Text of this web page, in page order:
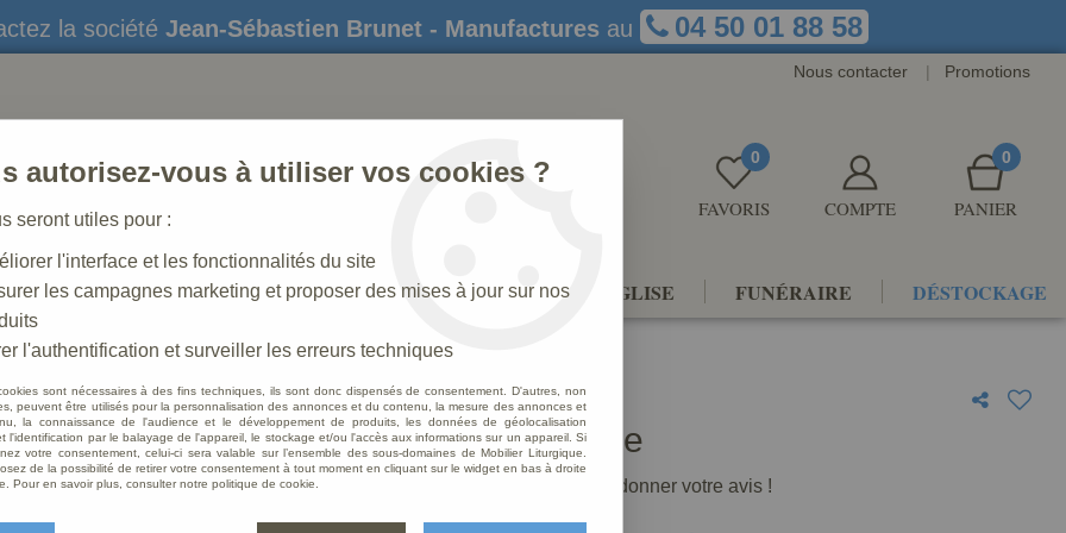
la société Jean-Sébastien Brunet - Manufactures au 04 50 01 88 58
Nous contacter | Promotions
0
FAVORIS COMPTE
0
PANIER
STATUES CRÈCHES DE NOËL AMÉNAGEMENTS D'ÉGLISE FUNÉRAIRE DÉSTOCKAGE
Banc d'église
Soyez le premier à donner votre avis !
autorisez-vous à utiliser vos cookies ?
seront utiles pour :
l'interface et les fonctionnalités du site
les campagnes marketing et proposer des mises à jour sur nos
l'authentification et surveiller les erreurs techniques
sont nécessaires à des fins techniques, ils sont donc dispensés de consentement. D'autres, non
peuvent être utilisés pour la personnalisation des annonces et du contenu, la mesure des annonces et
la connaissance de l'audience et le développement de produits, les données de géolocalisation
l'identification par le balayage de l'appareil, le stockage et/ou l'accès aux informations sur un appareil. Si
votre consentement, celui-ci sera valable sur l’ensemble des sous-domaines de Mobilier Liturgique.
de la possibilité de retirer votre consentement à tout moment en cliquant sur le widget en bas à droite
Pour en savoir plus, consulter notre politique de cookie.